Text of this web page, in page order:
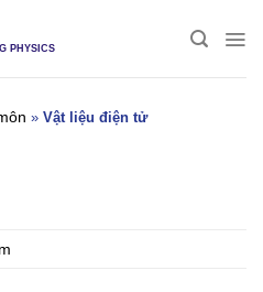
PHYSICS
» Vật liệu điện tử